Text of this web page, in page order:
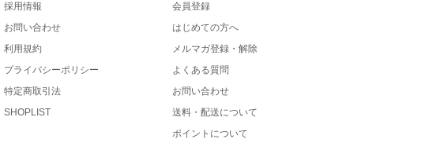
採用情報
お問い合わせ
利用規約
プライバシーポリシー
特定商取引法
SHOPLIST
会員登録
はじめての方へ
メルマガ登録・解除
よくある質問
お問い合わせ
送料・配送について
ポイントについて